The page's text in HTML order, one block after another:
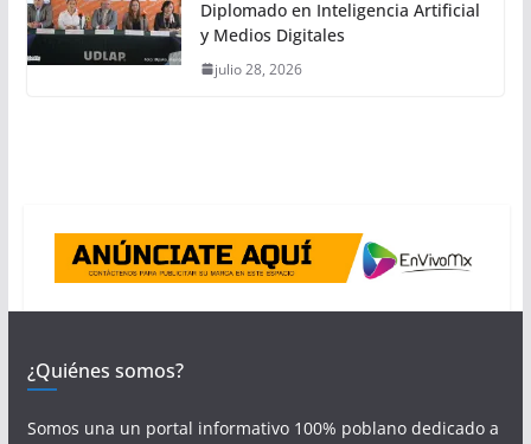
Diplomado en Inteligencia Artificial
y Medios Digitales
julio 28, 2026
¿Quiénes somos?
Somos una un portal informativo 100% poblano dedicado a